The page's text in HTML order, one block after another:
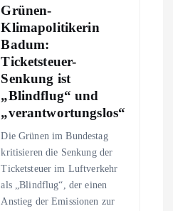
Grünen-
Klimapolitikerin
Badum:
Ticketsteuer-
Senkung ist
„Blindflug“ und
„verantwortungslos“
Die Grünen im Bundestag
kritisieren die Senkung der
Ticketsteuer im Luftverkehr
als „Blindflug“, der einen
Anstieg der Emissionen zur